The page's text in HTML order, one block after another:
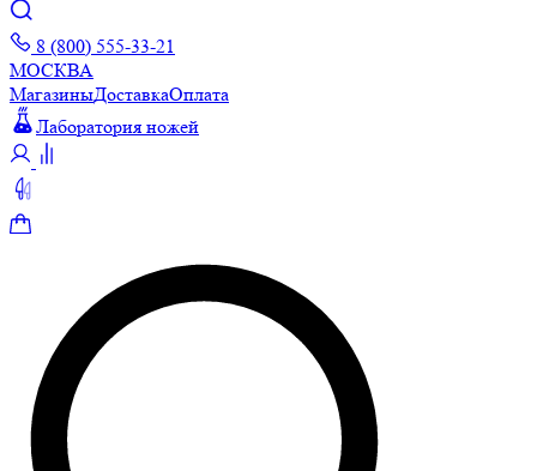
8 (800) 555-33-21
МОСКВА
МагазиныДоставкаОплата
Лаборатория ножей